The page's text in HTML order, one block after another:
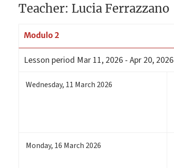
Teacher: Lucia Ferrazzano
Modulo 2
Lesson period Mar 11, 2026 - Apr 20, 2026
Wednesday, 11 March 2026
Monday, 16 March 2026